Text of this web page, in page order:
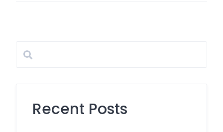
Recent Posts